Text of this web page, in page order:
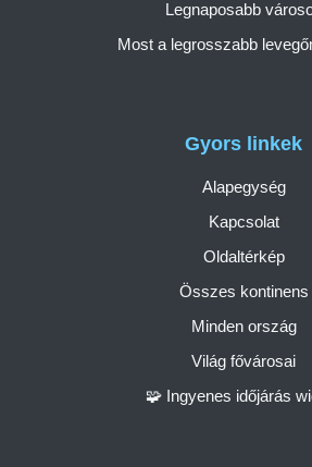
Gyors linkek
Alapegység
Kapcsolat
Oldaltérkép
Összes kontinens
Minden ország
Világ fővárosai
🧩 Ingyenes időjárás
Legnaposabb
Most a legrosszabb